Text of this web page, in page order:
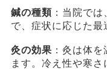
鍼の種類 ：当院で
で、症状に応じた最
灸の効果 ：灸は体
ます。冷え性や寒さ